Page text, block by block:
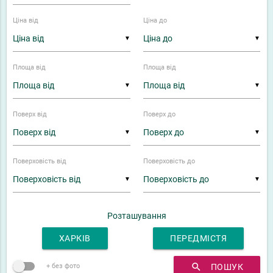
▼
Ціна від
▼
Ціна до
▼
Площа від
▼
Площа від
▼
Поверх від
▼
Поверх до
▼
Поверховість від
▼
Поверховість до
Розташування
ХАРКІВ ПЕРЕДМІСТЯ
+ без фото search ПОШУК